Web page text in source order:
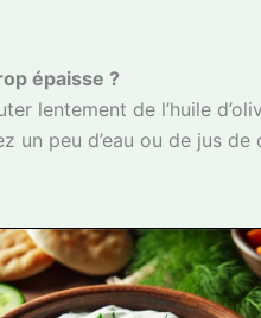
épaisse ?
lentement de l’huile
un peu d’eau ou de jus